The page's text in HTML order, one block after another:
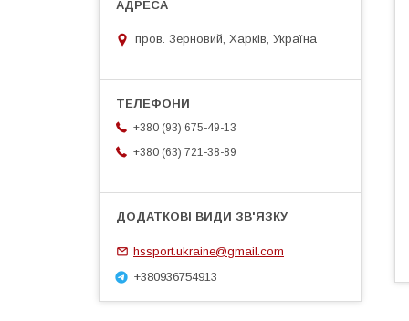
пров. Зерновий, Харків, Україна
+380 (93) 675-49-13
+380 (63) 721-38-89
hssport.ukraine@gmail.com
+380936754913